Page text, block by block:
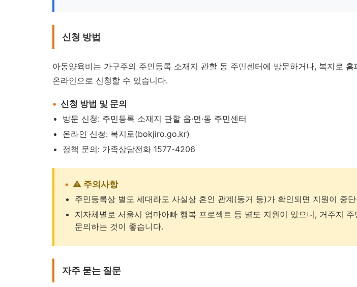
신청 방법
아동양육비는 가구주의 주민등록 소재지 관할 동 주민센터에 방문하거나, 복지로 홈
온라인으로 신청할 수 있습니다.
신청 방법 및 문의
방문 신청: 주민등록 소재지 관할 읍·면·동 주민센터
온라인 신청: 복지로(bokjiro.go.kr)
정책 문의: 가족상담전화 1577-4206
⚠️ 주의사항
주민등록상 별도 세대라도 사실상 혼인 관계(동거 등)가 확인되면 지원이 중
지자체별로 서울시 엄마아빠 행복 프로젝트 등 별도 지원이 있으니, 거주지 주
문의하는 것이 좋습니다.
자주 묻는 질문